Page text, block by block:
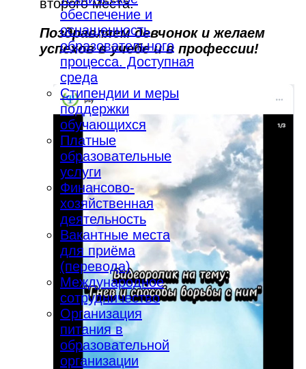
обеспечение и
оснащенность
образовательного
процесса. Доступная
среда
Стипендии и меры
поддержки
обучающихся
Платные
образовательные
услуги
Финансово-
хозяйственная
деятельность
Вакантные места
для приёма
(перевода)
Международное
сотрудничество
Организация
питания в
образовательной
организации
второго места.
Поздравляем девчонок и желаем
успехов в учебе и в профессии!